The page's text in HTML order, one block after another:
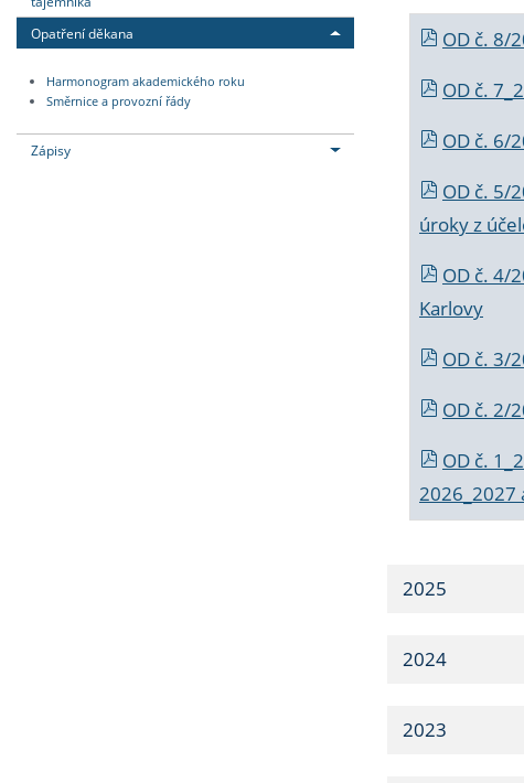
Opatření děkana
Harmonogram akademického roku
Směrnice a provozní řády
Zápisy
OD č. 8/
OD č.
OD č. 6/
OD č. 5/
úroky z
OD č. 4/
Karlovy
OD č. 3/
OD č. 2/
OD č.
2026_2027
2025
2024
2023